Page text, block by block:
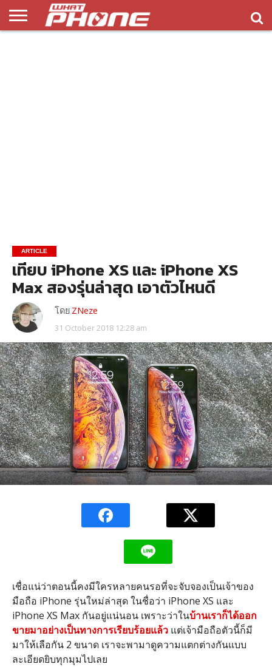
ARTICLE
เทียบ iPhone XS และ iPhone XS
Max สองรุ่นล่าสุด เอาตัวไหนดี
โดย ZNeze
31 October 2018 12:28 am
เชื่อแน่ว่าตอนนี้คงมีใครหลายคนรอที่จะจับจองเป็นเจ้าของ
มือถือ iPhone รุ่นใหม่ล่าสุด ในชื่อว่า iPhone XS และ
iPhone XS Max กันอยู่แน่นอน เพราะว่าในบ้านเราก็ได้ออก
ขายมาอย่างเป็นทางการเรียบร้อยแล้วแต่เจ้ามือถือตัวนี้ก็มี
มาให้เลือกัน 2 ขนาด เราจะพามาดูความแตกต่างกันแบบ
ละเอียดยิบทุกมุมไปเลย